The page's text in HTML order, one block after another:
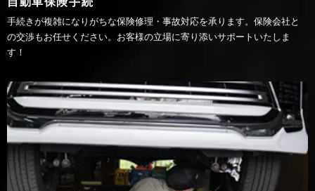
手続きが複雑になりがちな保険修理・事故対応を承ります。保険会社と
の交渉もお任せください。お客様の立場に寄り添いサポートいたしま
す！